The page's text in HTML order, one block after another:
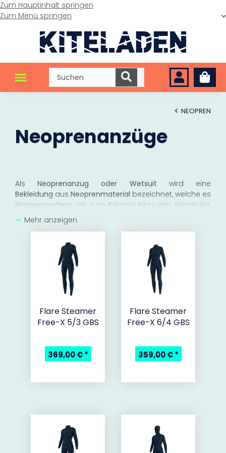
Zum Hauptinhalt springen
Zum Menü springen
NEOPREN
Neoprenanzüge
AlsNeoprenanzug oder Wetsuit wird eine
Bekleidung aus Neoprenmaterial bezeichnet, welche es
Wassersportlern wie zum Beispiel Kitesurfer, Wingfoiler,
Windsurfer und Wellenreiter
kaltem Wasser
wärmedämmende Eigenschaft
von der äußerst
isolierende Eigenschaft
wird auf die im
Materials befindlichen
Gasbläschen zurückgeführt
Temperaturbarriere zwischen
Surfanzügesolleneng am Körperanliegen und eine
zweite Haut- eine Art Schutzschicht- darstellen,
Auftrieb bietet und die Haut auch
Schürfwundenbei kleinenKollisionen schützt
Temperaturenin verschiedenenMaterial Dicken(1mm
Extremitäten (Arme und Beine )geschütztwird. Darüber
hinaus werden nicht nur
Neopren Komplettanzüge
gefertigt, sondern auch
mit kurzen Beinen
Armenfür wärmere Temperaturen
Mehr anzeigen
Flare Steamer
Free-X 5/3 GBS
369,00 €*
Flare Steamer
Free-X 6/4 GBS
359,00 €*